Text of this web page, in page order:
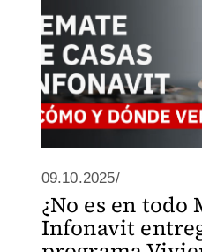
09.10.2025/
¿No es en todo
Infonavit